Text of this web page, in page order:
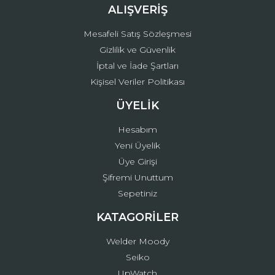
ALIŞVERİŞ
Mesafeli Satış Sözleşmesi
Gizlilik ve Güvenlik
İptal ve İade Şartları
Kişisel Veriler Politikası
ÜYELİK
Hesabım
Yeni Üyelik
Üye Girişi
Şifremi Unuttum
Sepetiniz
KATAGORİLER
Welder Moody
Seiko